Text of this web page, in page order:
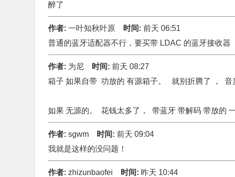
醉了
作者: 一叶知秋叶原 时间: 前天 06:51
普通的蓝牙适配器不行，要买带 LDAC 的蓝牙接收器
作者: 为尼 时间: 前天 08:27
箱子 如果自带 功放的 有源箱子。 就别折腾了 ， 音
如果 无源的。 花钱太多了， 带蓝牙 带解码 带放的
作者: sgwm 时间: 前天 09:04
我就是这样的没问题！
作者: zhizunbaofei 时间: 昨天 10:44